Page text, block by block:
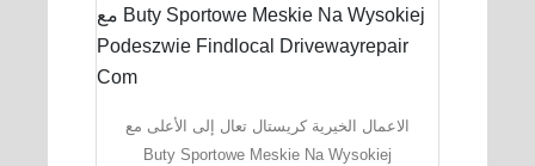
الاعمال الخيرية كريستال تعال إلى الأعلى مع
Buty Sportowe Meskie Na Wysokiej